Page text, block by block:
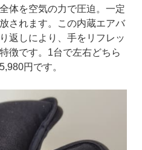
体を空気の力で圧迫。一定
されます。この内蔵エアバ
返しにより、手をリフレッ
徴です。1台で左右どちら
円です。